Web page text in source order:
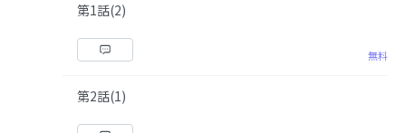
第1話(2)
無料
第2話(1)